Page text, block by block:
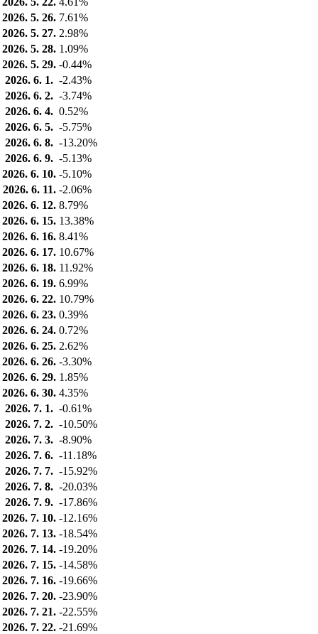
2026. 5. 26. 7.61%
2026. 5. 27. 2.98%
2026. 5. 28. 1.09%
2026. 5. 29. -0.44%
2026. 6. 1. -2.43%
2026. 6. 2. -3.74%
2026. 6. 4. 0.52%
2026. 6. 5. -5.75%
2026. 6. 8. -13.20%
2026. 6. 9. -5.13%
2026. 6. 10. -5.10%
2026. 6. 11. -2.06%
2026. 6. 12. 8.79%
2026. 6. 15. 13.38%
2026. 6. 16. 8.41%
2026. 6. 17. 10.67%
2026. 6. 18. 11.92%
2026. 6. 19. 6.99%
2026. 6. 22. 10.79%
2026. 6. 23. 0.39%
2026. 6. 24. 0.72%
2026. 6. 25. 2.62%
2026. 6. 26. -3.30%
2026. 6. 29. 1.85%
2026. 6. 30. 4.35%
2026. 7. 1. -0.61%
2026. 7. 2. -10.50%
2026. 7. 3. -8.90%
2026. 7. 6. -11.18%
2026. 7. 7. -15.92%
2026. 7. 8. -20.03%
2026. 7. 9. -17.86%
2026. 7. 10. -12.16%
2026. 7. 13. -18.54%
2026. 7. 14. -19.20%
2026. 7. 15. -14.58%
2026. 7. 16. -19.66%
2026. 7. 20. -23.90%
2026. 7. 21. -22.55%
2026. 7. 22. -21.69%